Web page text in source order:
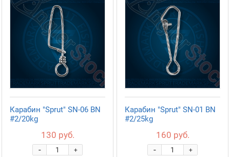
Карабин "Sprut" SN-06 BN
#2/20kg
130 руб.
+
-
Карабин "Sprut" SN-01 BN
#2/25kg
160 руб.
+
-